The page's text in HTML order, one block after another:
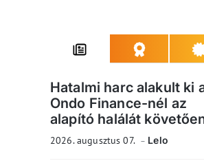
Hatalmi harc alakult ki
Ondo Finance-nél az
alapító halálát
2026. augusztus 07. Lelo